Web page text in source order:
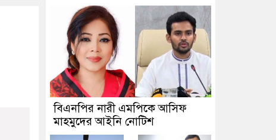
বিএনপির নারী এমপিকে আসিফ
মাহমুদের আইনি নোটিশ